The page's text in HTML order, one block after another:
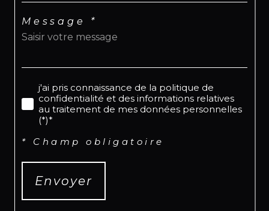
Message *
j'ai pris connaissance de la politique de
confidentialité et des informations relatives
au traitement de mes données personnelles
(*)*
* Champ obligatoire
Envoyer